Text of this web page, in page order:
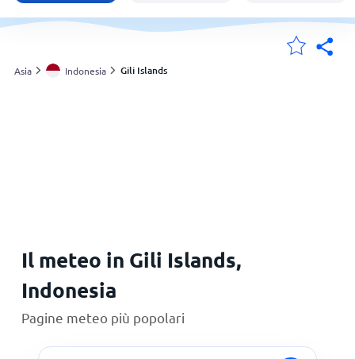
Italia
Svizzera
Asia Indonesia Gili Islands
Il meteo in Gili Islands,
Indonesia
Pagine meteo più popolari